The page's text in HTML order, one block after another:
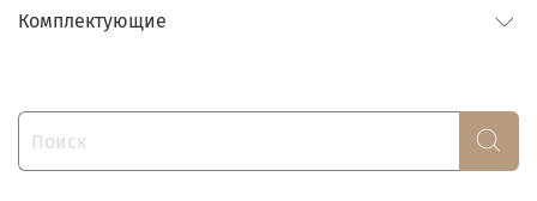
Комплектующие